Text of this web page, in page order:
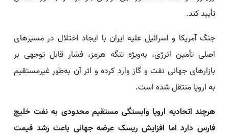
تأیید کند.
جنگ آمریکا و اسرائیل علیه ایران با ایجاد اختلال در مسیرهای
اصلی تأمین انرژی، به‌ویژه تنگه هرمز، فشار قابل توجهی بر
بازارهای جهانی نفت و گاز وارد کرده و اثر آن به‌طور غیرمستقیم
به اروپا منتقل شده است.
هرچند اتحادیه اروپا وابستگی مستقیم محدودی به نفت خلیج
فارس دارد اما افزایش ریسک عرضه جهانی باعث رشد قیمت